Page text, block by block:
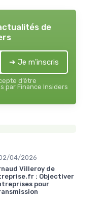
de
➔ Je m'inscris
d’être
par Finance Insiders
04/2026
Villeroy de
: Objectiver
pour